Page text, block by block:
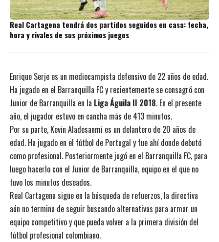
Real Cartagena tendrá dos partidos seguidos en casa: fecha,
hora y rivales de sus próximos juegos
Enrique Serje es un mediocampista defensivo de 22 años de edad.
Ha jugado en el Barranquilla FC y recientemente se consagró con
Junior de Barranquilla en la Liga Águila II 2018. En el presente
año, el jugador estuvo en cancha más de 413 minutos.
Por su parte, Kevin Aladesanmi es un delantero de 20 años de
edad. Ha jugado en el fútbol de Portugal y fue ahí donde debutó
como profesional. Posteriormente jugó en el Barranquilla FC, para
luego hacerlo con el Junior de Barranquilla, equipo en el que no
tuvo los minutos deseados.
Real Cartagena sigue en la búsqueda de refuerzos, la directiva
aún no termina de seguir buscando alternativas para armar un
equipo competitivo y que pueda volver a la primera división del
fútbol profesional colombiano.